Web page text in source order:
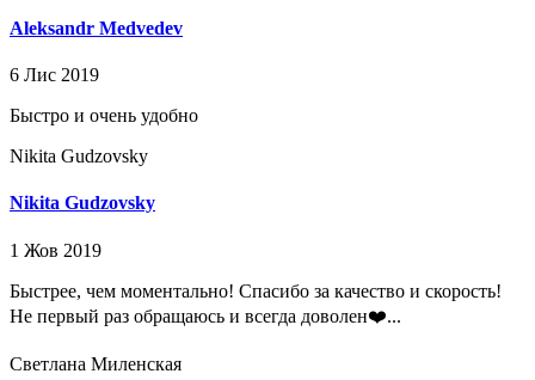
Aleksandr Medvedev
6 Лис 2019
Быстро и очень удобно
Nikita Gudzovsky
Nikita Gudzovsky
1 Жов 2019
Быстрее, чем моментально! Спасибо за качество и скорость!
Не первый раз обращаюсь и всегда доволен❤️...
Светлана Миленская